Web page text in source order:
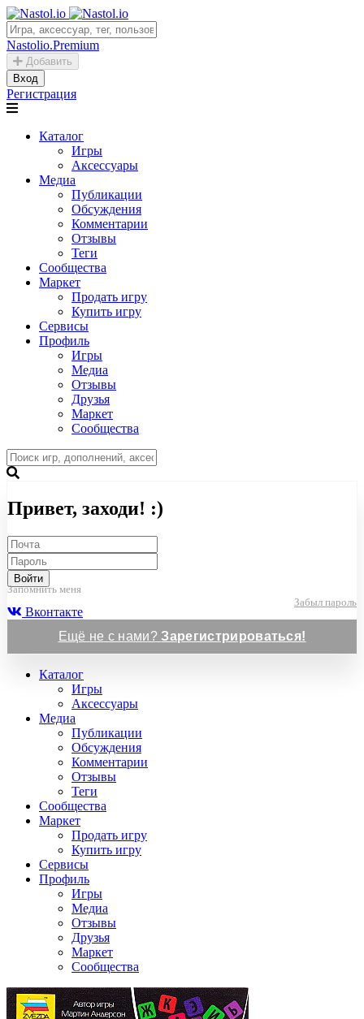
Nastolio.Premium
Добавить
Вход
Регистрация
Каталог
Игры
Аксессуары
Медиа
Публикации
Обсуждения
Комментарии
Отзывы
Теги
Сообщества
Маркет
Продать игру
Купить игру
Сервисы
Профиль
Игры
Медиа
Отзывы
Друзья
Маркет
Сообщества
Привет, заходи! :)
Войти
Запомнить меня
Забыл пароль
Вконтакте
Ещё не с нами?Зарегистрироваться!
Каталог
Игры
Аксессуары
Медиа
Публикации
Обсуждения
Комментарии
Отзывы
Теги
Сообщества
Маркет
Продать игру
Купить игру
Сервисы
Профиль
Игры
Медиа
Отзывы
Друзья
Маркет
Сообщества